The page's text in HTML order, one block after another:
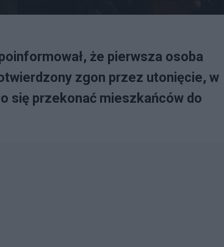
że pierwsza osoba
zgon przez utonięcie, w
się przekonać mieszkańców do